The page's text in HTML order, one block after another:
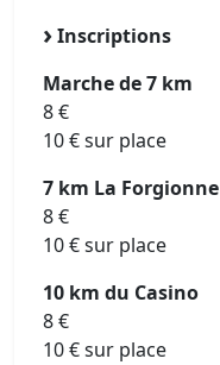
Inscriptions
Marche de 7 km
8 €
10 € sur place
7 km La Forgionne
8 €
10 € sur place
10 km du Casino
8 €
10 € sur place